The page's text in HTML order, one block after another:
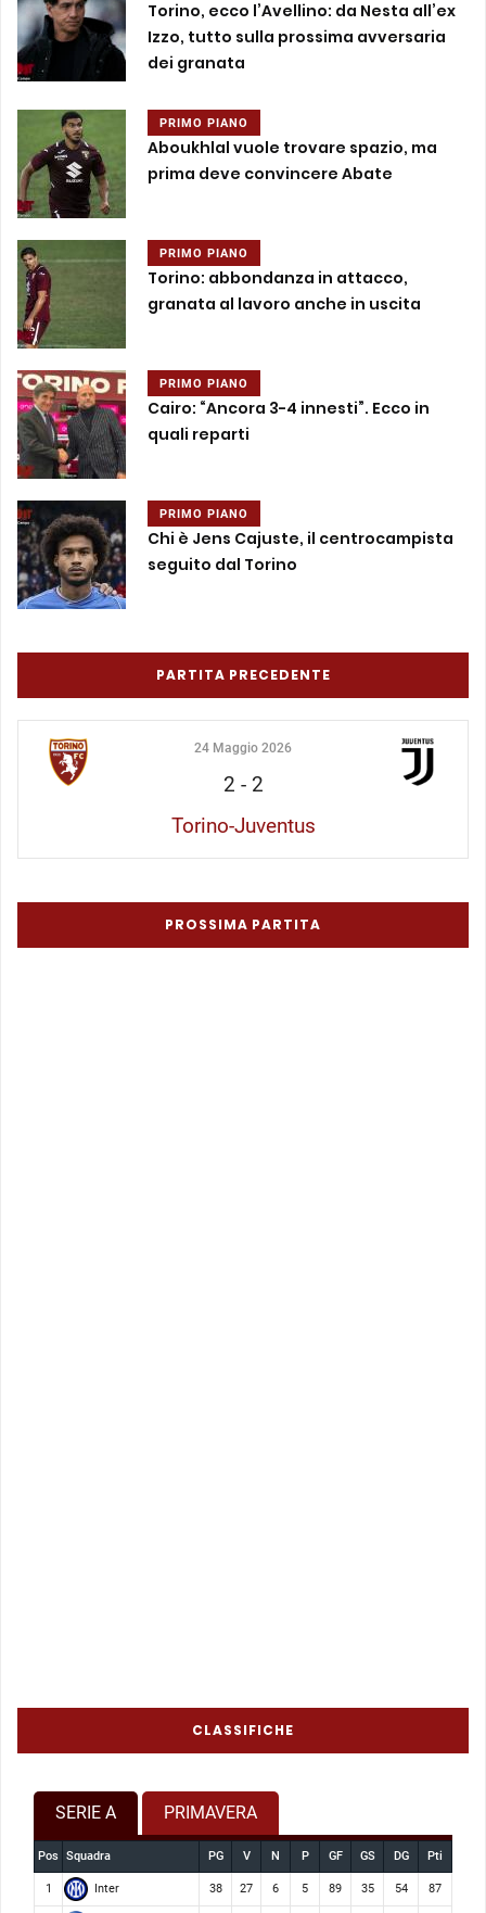
Torino, ecco l’Avellino: da Nesta all’ex
Izzo, tutto sulla prossima avversaria
dei granata
PRIMO PIANO
Aboukhlal vuole trovare spazio, ma
prima deve convincere Abate
PRIMO PIANO
Torino: abbondanza in attacco,
granata al lavoro anche in uscita
PRIMO PIANO
Cairo: “Ancora 3-4 innesti”. Ecco in
quali reparti
PRIMO PIANO
Chi è Jens Cajuste, il centrocampista
seguito dal Torino
PARTITA PRECEDENTE
24 Maggio 2026
2 - 2
Torino-Juventus
PROSSIMA PARTITA
CLASSIFICHE
SERIE A PRIMAVERA
Pos Squadra PG V N P GF GS DG Pti
1 Inter 38 27 6 5 89 35 54 87